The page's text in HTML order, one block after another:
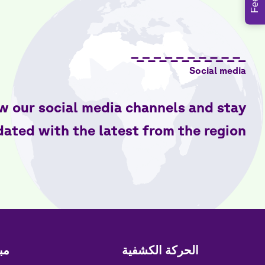
Social media
our social media channels and stay
with the latest from the region
الحركة الكشفية